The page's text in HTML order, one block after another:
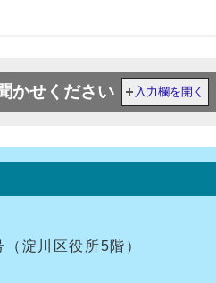
かせください 入力欄を開く
淀川区役所5階）